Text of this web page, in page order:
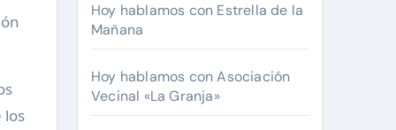
los
Hoy hablamos con Estrella de la
Mañana
Hoy hablamos con Asociación
Vecinal «La Granja»